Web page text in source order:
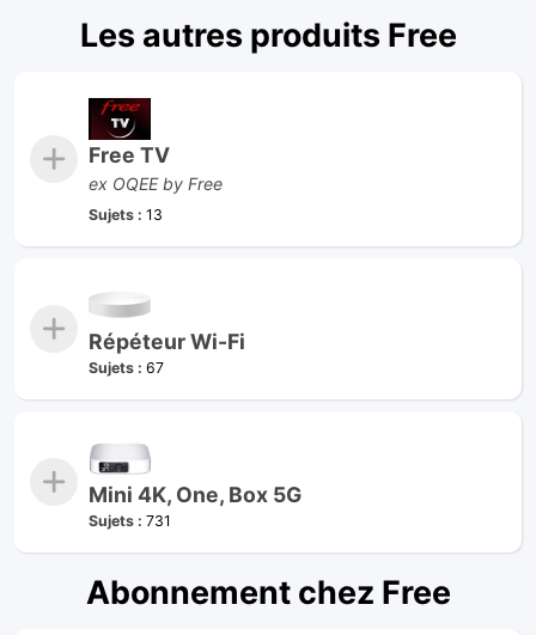
Les autres produits Free
Free TV
ex OQEE by Free
Sujets : 13
Répéteur Wi-Fi
Sujets : 67
Mini 4K, One, Box 5G
Sujets : 731
Abonnement chez Free